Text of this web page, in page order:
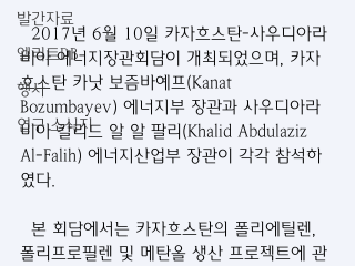
발간자료
엘리트DB
행사
연구 소식지
2017년 6월 10일 카자흐스탄-사우디아라
비아 에너지장관회담이 개최되었으며, 카자
흐스탄 카낫 보즘바예프(Kanat
Bozumbayev) 에너지부 장관과 사우디아라
비아 칼리드 알 알 팔리(Khalid Abdulaziz
Al-Falih) 에너지산업부 장관이 각각 참석하
였다.
본 회담에서는 카자흐스탄의 폴리에틸렌,
폴리프로필렌 및 메탄올 생산 프로젝트에 관